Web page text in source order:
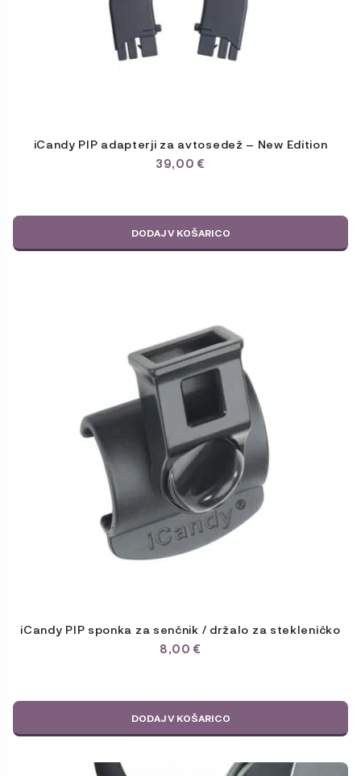
iCandy PIP adapterji za avtosedež – New Edition
39,00€
DODAJ V KOŠARICO
iCandy PIP sponka za senčnik / držalo za stekleničko
8,00€
DODAJ V KOŠARICO